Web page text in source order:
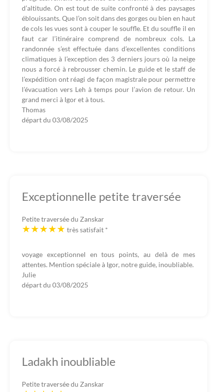
d’altitude. On est tout de suite confronté à des paysages
éblouissants. Que l’on soit dans des gorges ou bien en haut
de cols les vues sont à couper le souffle. Et du souffle il en
faut car l’itinéraire comprend de nombreux cols. La
randonnée s’est effectuée dans d’excellentes conditions
climatiques à l’exception des 3 derniers jours où la neige
nous a forcé à rebrousser chemin. Le guide et le staff de
l’expédition ont réagi de façon magistrale pour permettre
l’évacuation vers Leh à temps pour l’avion de retour. Un
grand merci à Igor et à tous.
Thomas
départ du 03/08/2025
Exceptionnelle petite traversée
Petite traversée du Zanskar
très satisfait *
voyage exceptionnel en tous points, au delà de mes
attentes. Mention spéciale à Igor, notre guide, inoubliable.
Julie
départ du 03/08/2025
Ladakh inoubliable
Petite traversée du Zanskar